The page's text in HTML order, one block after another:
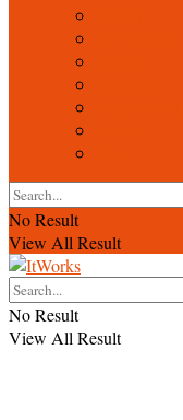
No Result
View All Result
No Result
View All Result